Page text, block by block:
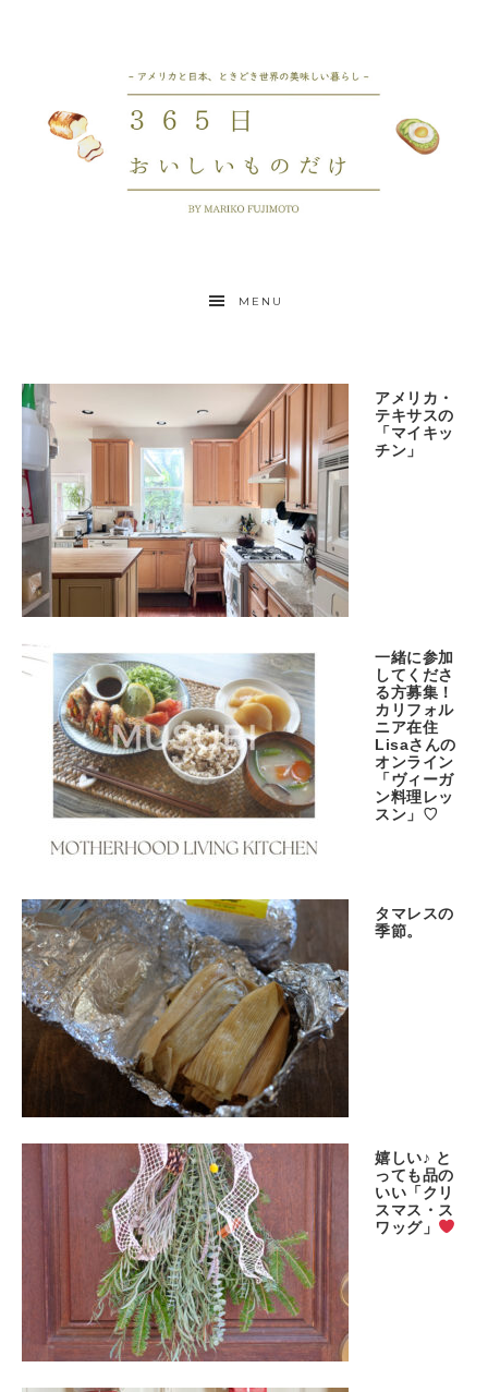
MENU
アメリカ・
テキサスの
「マイキッ
チン」
一緒に参加
してくださ
る方募集！
カリフォル
ニア在住
Lisaさんの
オンライン
「ヴィーガ
ン料理レッ
スン」♡
タマレスの
季節。
嬉しい♪ と
っても品の
いい「クリ
スマス・ス
ワッグ」